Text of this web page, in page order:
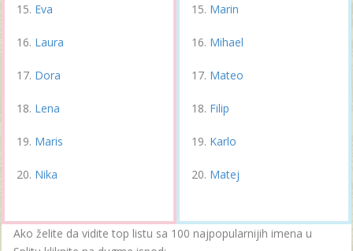
Eva
Laura
Dora
Lena
Maris
Nika
Marin
Mihael
Mateo
Filip
Karlo
Matej
Ako želite da vidite top listu sa 100 najpopularnijih imena u